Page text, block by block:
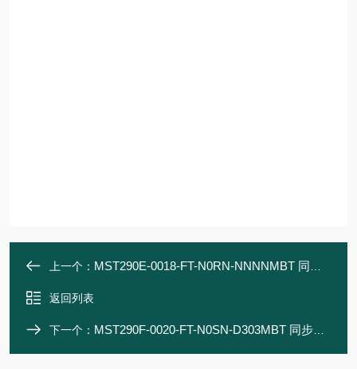
上一个： MST290E-0018-FT-N0RN-NNNNMBT 同步力矩电机
返回列表
下一个： MST290F-0020-FT-N0SN-D303MBT 同步力矩电机